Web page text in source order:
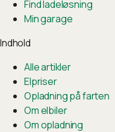
Find ladeløsning
Min garage
Indhold
Alle artikler
Elpriser
Opladning på farten
Om elbiler
Om opladning